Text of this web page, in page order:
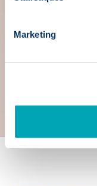
Marketing